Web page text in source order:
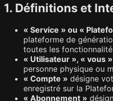
1. Définitions et
« Service » ou «
plateforme de
toutes les
« Utilisateur », « vous
personne physique ou
« Compte » désigne
enregistré sur la
« Abonnement »